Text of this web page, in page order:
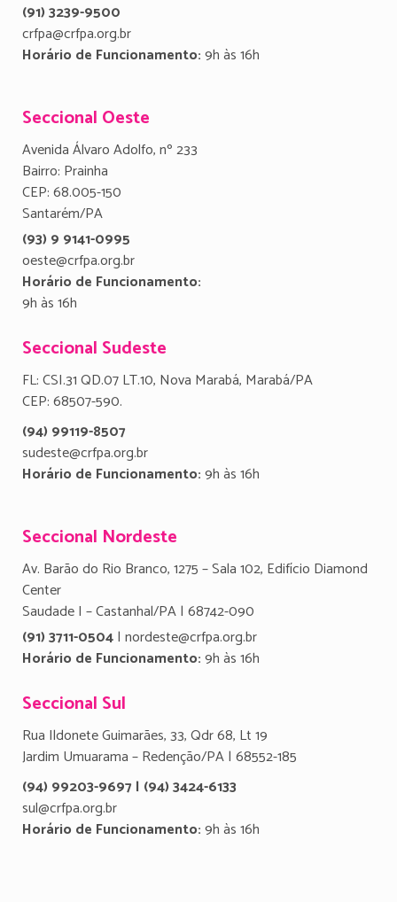
(91) 3239-9500
crfpa@crfpa.org.br
Horário de Funcionamento:9h às 16h
Seccional Oeste
Avenida Álvaro Adolfo, nº 233
Bairro: Prainha
CEP: 68.005-150
Santarém/PA
(93) 9 9141-0995
oeste@crfpa.org.br
Horário de Funcionamento:
9h às 16h
Seccional Sudeste
FL: CSI.31 QD.07 LT.10, Nova Marabá, Marabá/PA
CEP: 68507-590.
(94) 99119-8507
sudeste@crfpa.org.br
Horário de Funcionamento:9h às 16h
Seccional Nordeste
Av. Barão do Rio Branco, 1275 – Sala 102, Edifício Diamond
Center
Saudade I – Castanhal/PA | 68742-090
(91) 3711-0504| nordeste@crfpa.org.br
Horário de Funcionamento:9h às 16h
Seccional Sul
Rua Ildonete Guimarães, 33, Qdr 68, Lt 19
Jardim Umuarama – Redenção/PA | 68552-185
(94) 99203-9697 | (94) 3424-6133
sul@crfpa.org.br
Horário de Funcionamento:9h às 16h